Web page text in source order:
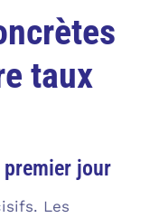
taux
premier jour
Les